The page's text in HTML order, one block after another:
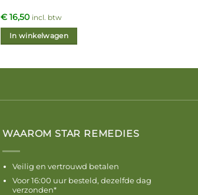
€16,50 incl. btw
In winkelwagen
WAAROM STAR REMEDIES
Veilig en vertrouwd betalen
Voor 16:00 uur besteld, dezelfde dag
verzonden*